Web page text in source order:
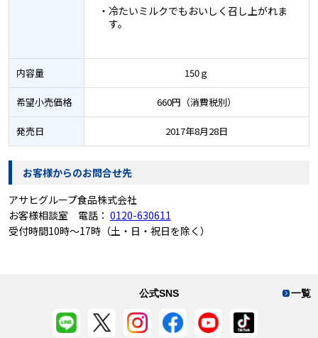
・冷たいミルクでもおいしく召し上がれま
す。
内容量 150ｇ
希望小売価格 660円（消費税別）
発売日 2017年8月28日
お客様からのお問合せ先
アサヒグループ食品株式会社
お客様相談室 電話： 0120-630611
受付時間10時～17時（土・日・祝日を除く）
一覧
公式SNS